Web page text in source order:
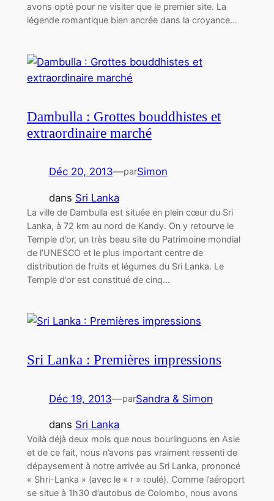
avons opté pour ne visiter que le premier site. La
légende romantique bien ancrée dans la croyance…
Dambulla : Grottes bouddhistes et
extraordinaire marché
Déc 20, 2013—parSimon
dans Sri Lanka
La ville de Dambulla est située en plein cœur du Sri
Lanka, à 72 km au nord de Kandy. On y retourve le
Temple d’or, un très beau site du Patrimoine mondial
de l’UNESCO et le plus important centre de
distribution de fruits et légumes du Sri Lanka. Le
Temple d’or est constitué de cinq…
Sri Lanka : Premières impressions
Déc 19, 2013—parSandra & Simon
dans Sri Lanka
Voilà déjà deux mois que nous bourlinguons en Asie
et de ce fait, nous n’avons pas vraiment ressenti de
dépaysement à notre arrivée au Sri Lanka, prononcé
« Shri-Lanka » (avec le « r » roulé). Comme l’aéroport
se situe à 1h30 d’autobus de Colombo, nous avons